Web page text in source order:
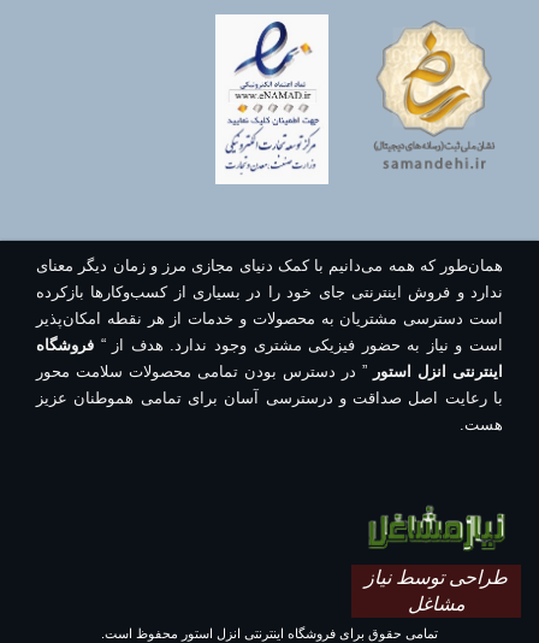
همان‌طور که همه می‌دانیم با کمک دنیای مجازی مرز و زمان دیگر معنای
ندارد و فروش اینترنتی جای خود را در بسیاری از کسب‌وکارها بازکرده
است دسترسی مشتریان به محصولات و خدمات از هر نقطه امکان‌پذیر
است و نیاز به حضور فیزیکی مشتری وجود ندارد. هدف از “ فروشگاه
اینترنتی انزل استور” در دسترس بودن تمامی محصولات سلامت محور
با رعایت اصل صداقت و درسترسی آسان برای تمامی هموطنان عزیز
هست.
طراحی توسط نیاز
مشاغل
تمامی حقوق برای فروشگاه اینترنتی انزل استور محفوظ است.